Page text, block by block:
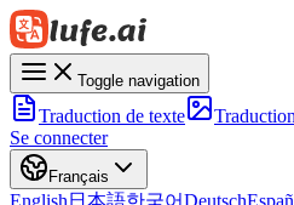
Toggle navigation
Traduction de texte
Se connecter
Français
English 日本語한국어Deutsch